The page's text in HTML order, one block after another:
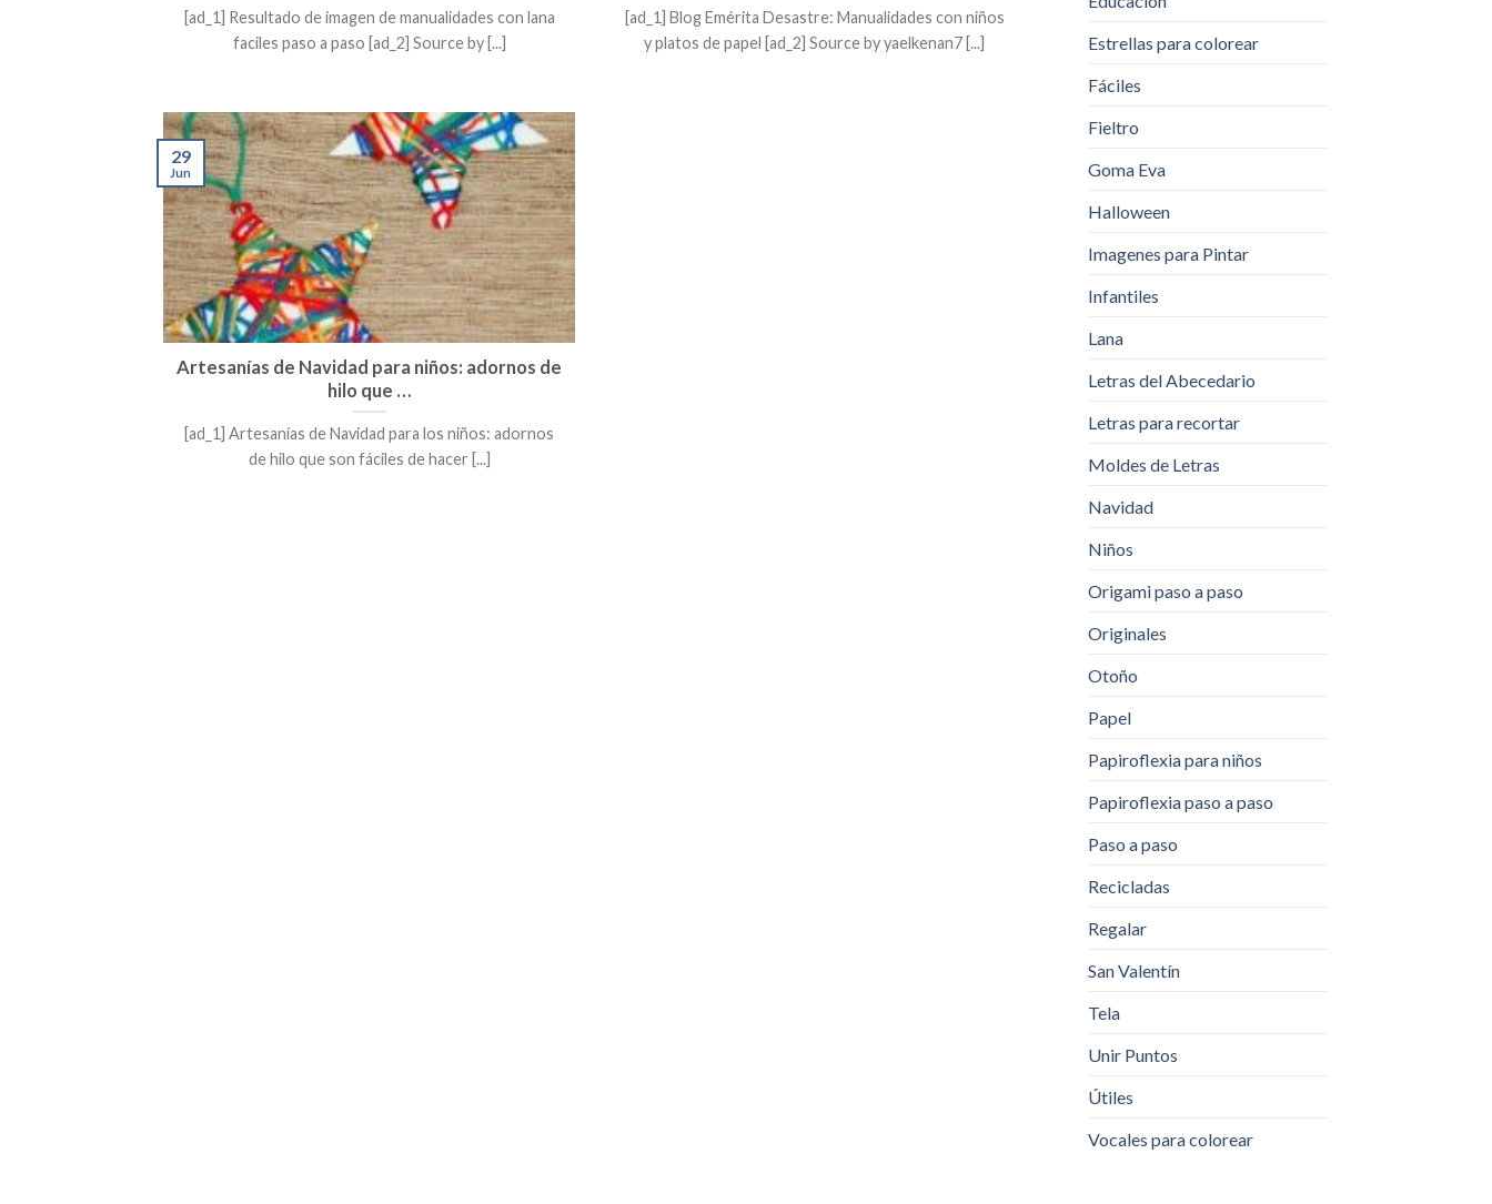
[ad_1] Resultado de imagen de manualidades con lana
faciles paso a paso [ad_2] Source by [...]
[ad_1] Blog Emérita Desastre: Manualidades con niños
y platos de papel [ad_2] Source by yaelkenan7 [...]
Artesanías de Navidad para niños: adornos de
hilo que …
[ad_1] Artesanías de Navidad para los niños: adornos
de hilo que son fáciles de hacer [...]
29
Jun
Estrellas para colorear
Fáciles
Fieltro
Goma Eva
Halloween
Imagenes para Pintar
Infantiles
Lana
Letras del Abecedario
Letras para recortar
Moldes de Letras
Navidad
Niños
Origami paso a paso
Originales
Otoño
Papel
Papiroflexia para niños
Papiroflexia paso a paso
Paso a paso
Recicladas
Regalar
San Valentín
Tela
Unir Puntos
Útiles
Vocales para colorear